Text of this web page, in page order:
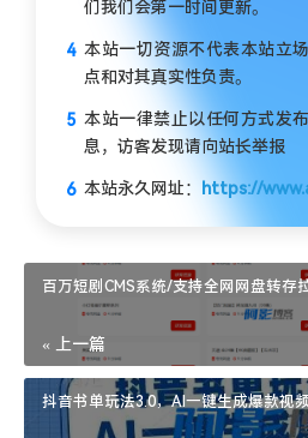
们我们会第一时间更新。
本站一切资源不代表本站立
点和对其真实性负责。
本站一律禁止以任何方式发
息，访客发现请向站长举报
本站永久网址： https://
百万短剧CMS系统/支持全网网盘转存
« 上一篇
抖音书单玩法3.0，AI一键生成爆款视